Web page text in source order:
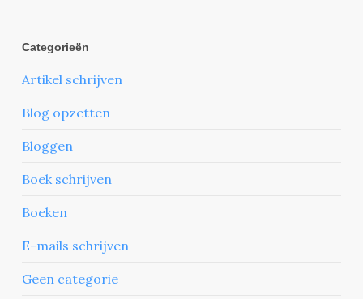
Categorieën
Artikel schrijven
Blog opzetten
Bloggen
Boek schrijven
Boeken
E-mails schrijven
Geen categorie